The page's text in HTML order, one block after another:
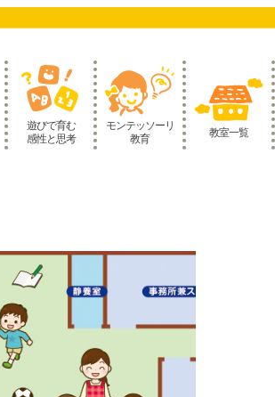
遊びで育む
感性と思考
モンテッソーリ
教育
教室一覧